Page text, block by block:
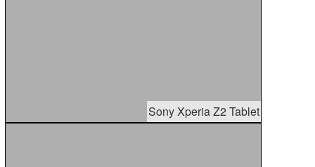
Sony Xperia Z2 Tablet